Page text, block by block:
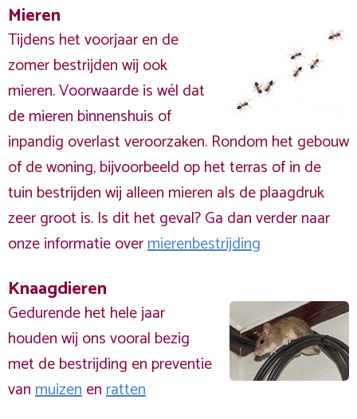
Mieren
Tijdens het voorjaar en de
zomer bestrijden wij ook
mieren. Voorwaarde is wél dat
de mieren binnenshuis of
inpandig overlast veroorzaken. Rondom het gebouw
of de woning, bijvoorbeeld op het terras of in de
tuin bestrijden wij alleen mieren als de plaagdruk
zeer groot is. Is dit het geval? Ga dan verder naar
onze informatie overmierenbestrijding
Knaagdieren
Gedurende het hele jaar
houden wij ons vooral bezig
met de bestrijding en preventie
vanmuizenenratten